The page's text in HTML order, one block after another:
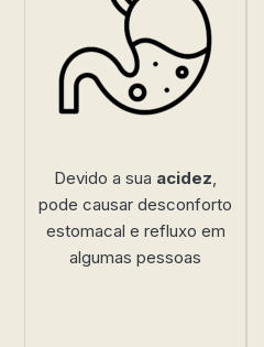
Devido a sua acidez,
pode causar desconforto
estomacal e refluxo em
algumas pessoas